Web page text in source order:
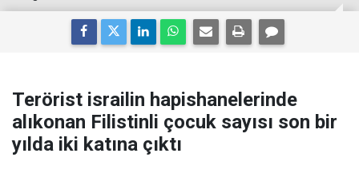
Terörist israilin hapishanelerinde
alıkonan Filistinli çocuk sayısı son bir
yılda iki katına çıktı